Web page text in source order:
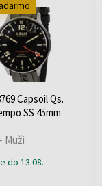
Capsoil Qs.
SS 45mm
Muži
do 13.08.